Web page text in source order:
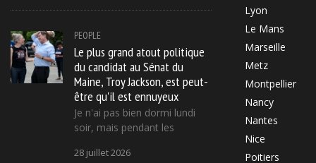
PEOPLE
Le plus grand atout politique
du candidat au Sénat du
Maine, Troy Jackson, est peut-
être qu'il est ennuyeux
Je n'ai pas bien dormi lundi
soir, mais pendant les
28 juillet 2026
Lyon
Le Mans
Marseille
Metz
Montpellier
Nancy
Nantes
Nice
Poitiers